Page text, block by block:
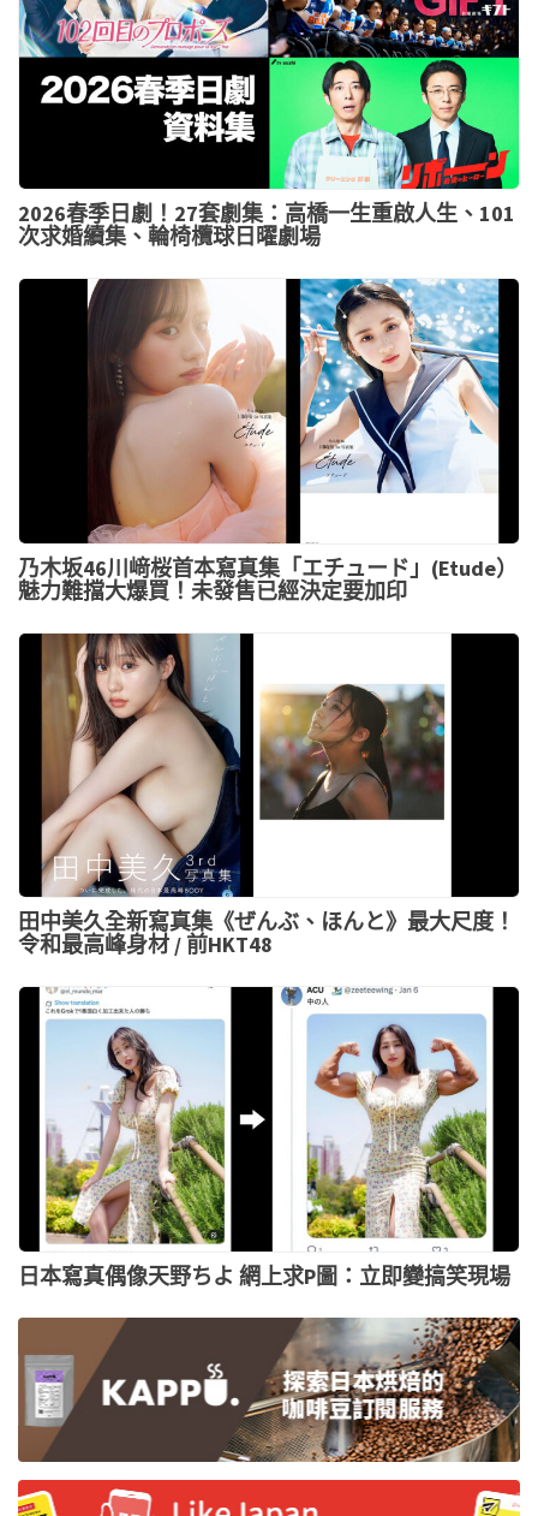
2026春季日劇！27套劇集：高橋一生重啟人生、101
次求婚續集、輪椅欖球日曜劇場
乃木坂46川﨑桜首本寫真集「エチュード」(Etude）
魅力難擋大爆買！未發售已經決定要加印
田中美久全新寫真集《ぜんぶ、ほんと》最大尺度！
令和最高峰身材 / 前HKT48
日本寫真偶像天野ちよ 網上求P圖：立即變搞笑現場